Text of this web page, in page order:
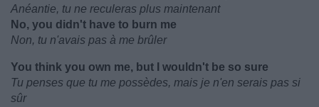
Anéantie, tu ne reculeras plus maintenant
No, you didn't have to burn me
Non, tu n'avais pas à me brûler
You think you own me, but I wouldn't be so sure
Tu penses que tu me possèdes, mais je n'en serais pas si
sûr